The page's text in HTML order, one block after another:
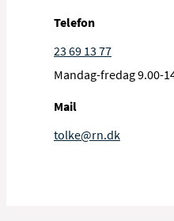
oplysninger bliver
Bohrs Vej 30,
Telefon
23 69 13 77
Mandag-fredag 9.00-
Mail
tolke@rn.dk